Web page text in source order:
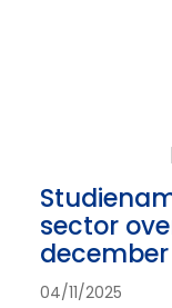
sector
04/11/2025